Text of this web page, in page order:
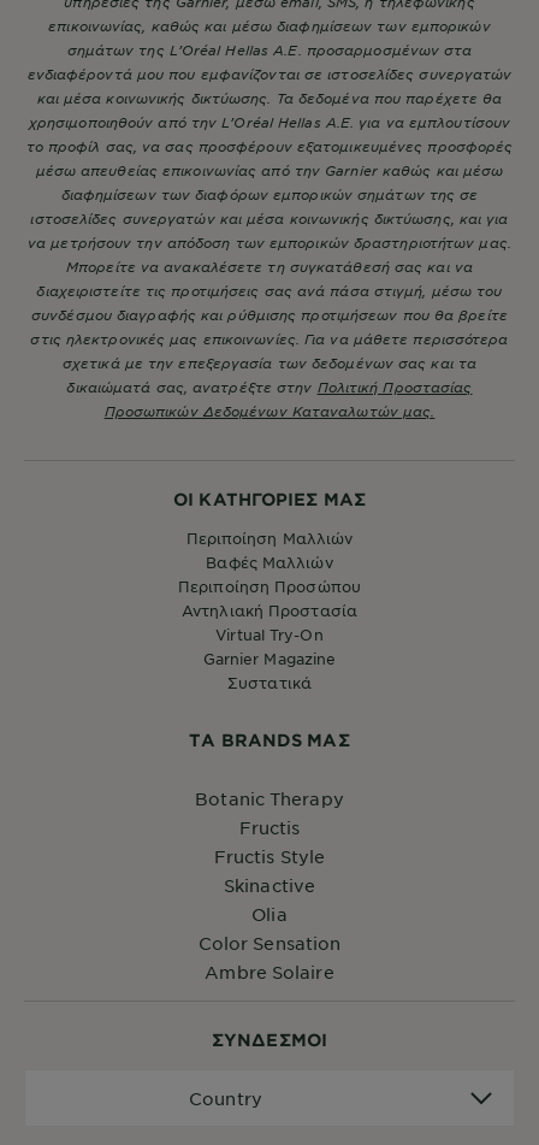
ΣYΝΔΕΣΜΟΙ
Country
ΟΙ ΚΑΤΗΓΟΡΙΕΣ ΜΑΣ
Περιποίηση Μαλλιών
Βαφές Μαλλιών
Περιποίηση Προσώπου
Αντηλιακή Προστασία
Virtual Try-On
Garnier Magazine
Συστατικά
ΤA BRANDS ΜΑΣ
Botanic Therapy
Fructis
Fructis Style
Skinactive
Olia
Color Sensation
Ambre Solaire
επικοινωνίας, καθώς και μέσω διαφημίσεων των εμπορικών
σημάτων της L’Oréal Hellas A.E. προσαρμοσμένων στα
ενδιαφέροντά μου που εμφανίζονται σε ιστοσελίδες συνεργατών
και μέσα κοινωνικής δικτύωσης. Τα δεδομένα που παρέχετε θα
χρησιμοποιηθούν από την L’Oréal Hellas A.E. για να εμπλουτίσουν
το προφίλ σας, να σας προσφέρουν εξατομικευμένες προσφορές
μέσω απευθείας επικοινωνίας από την Garnier καθώς και μέσω
διαφημίσεων των διαφόρων εμπορικών σημάτων της σε
ιστοσελίδες συνεργατών και μέσα κοινωνικής δικτύωσης, και για
να μετρήσουν την απόδοση των εμπορικών δραστηριοτήτων μας.
Μπορείτε να ανακαλέσετε τη συγκατάθεσή σας και να
διαχειριστείτε τις προτιμήσεις σας ανά πάσα στιγμή, μέσω του
συνδέσμου διαγραφής και ρύθμισης προτιμήσεων που θα βρείτε
στις ηλεκτρονικές μας επικοινωνίες. Για να μάθετε περισσότερα
σχετικά με την επεξεργασία των δεδομένων σας και τα
δικαιώματά σας, ανατρέξτε στην Πολιτική Προστασίας
Προσωπικών Δεδομένων Καταναλωτών μας.